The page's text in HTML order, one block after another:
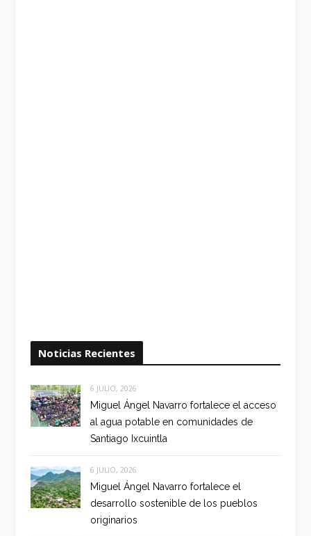
Noticias Recientes
6 JULIO, 2026
Miguel Ángel Navarro fortalece el acceso
al agua potable en comunidades de
Santiago Ixcuintla
6 JULIO, 2026
Miguel Ángel Navarro fortalece el
desarrollo sostenible de los pueblos
originarios